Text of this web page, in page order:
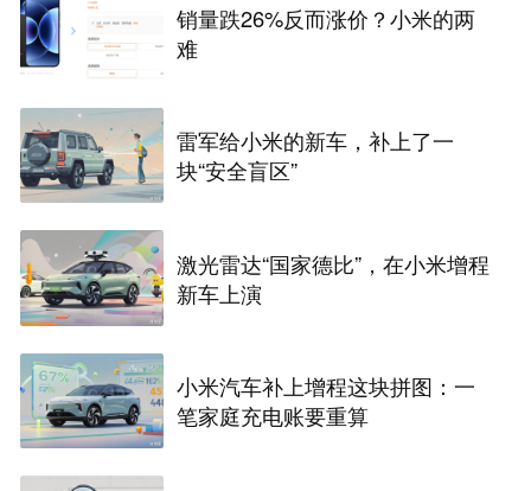
销量跌26%反而涨价？小米的两
难
雷军给小米的新车，补上了一
块“安全盲区”
激光雷达“国家德比”，在小米增程
新车上演
小米汽车补上增程这块拼图：一
笔家庭充电账要重算